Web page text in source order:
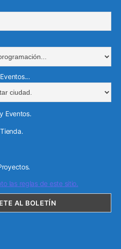
Eventos.
las reglas de este sitio.